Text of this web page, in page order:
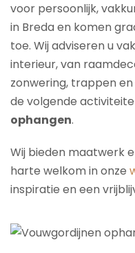
voor persoonlijk,
in Breda en komen
toe. Wij adviseren u
interieur, van
zonwering, trappen
de volgende
ophangen.
Wij bieden maatwerk
harte welkom in onze
inspiratie en een